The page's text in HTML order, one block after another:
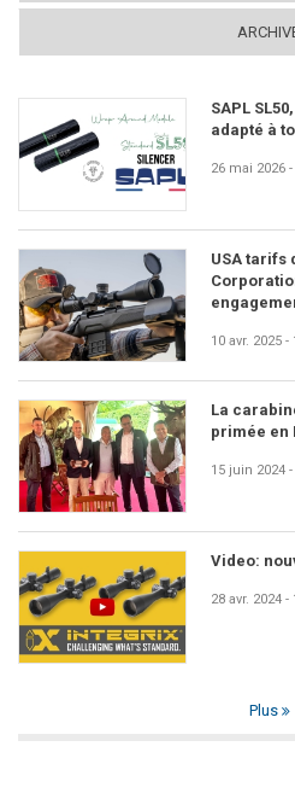
SAPL
adapté à
26 mai 2026
USA tarifs
10 avr. 2025 -
La
primée en
15 juin 2024 -
Video:
28 avr. 2024 -
Plus